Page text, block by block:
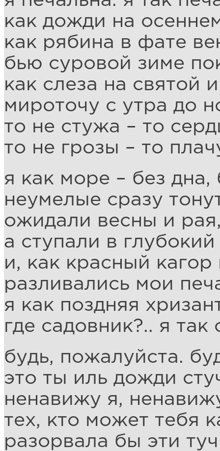
как дожди на
как рябина в фате
бью суровой зиме
как слеза на святой
мироточу с утра до
то не стужа – то
то не грозы – то
я как море – без дна,
неумелые сразу
ожидали весны и
а ступали в
и, как красный кагор
разливались мои
я как поздняя
где садовник?.. я так
будь, пожалуйста.
это ты иль дожди
ненавижу я,
тех, кто может тебя
разорвала бы эти